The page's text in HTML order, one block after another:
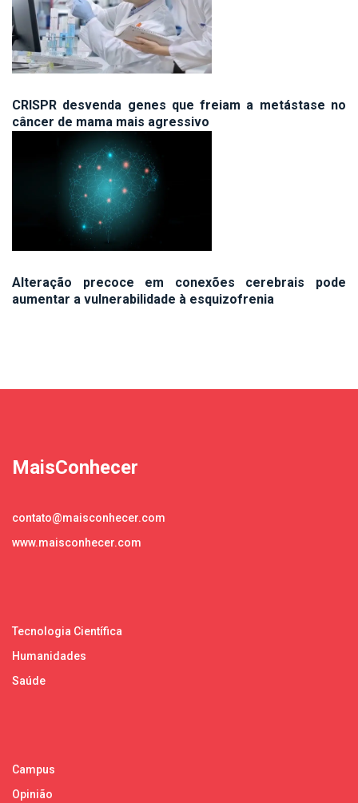
CRISPR desvenda genes que freiam a metástase no
câncer de mama mais agressivo
Alteração precoce em conexões cerebrais pode
aumentar a vulnerabilidade à esquizofrenia
MaisConhecer
contato@maisconhecer.com
www.maisconhecer.com
Tecnologia Científica
Humanidades
Saúde
Campus
Opinião